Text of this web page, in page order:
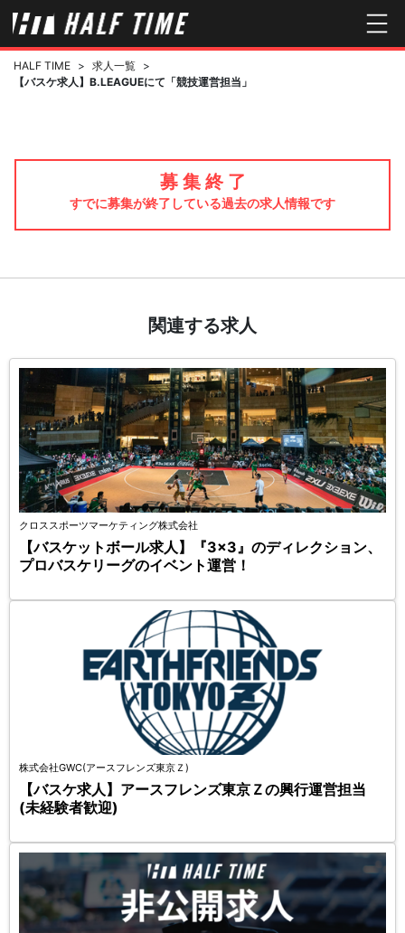
HALF TIME > 求人一覧 >
【バスケ求人】B.LEAGUEにて「競技運営担当」
募 集 終 了
すでに募集が終了している過去の求人情報です
関連する求人
クロススポーツマーケティング株式会社
【バスケットボール求人】『3×3』のディレクション、
プロバスケリーグのイベント運営！
株式会社GWC(アースフレンズ東京Ｚ)
【バスケ求人】アースフレンズ東京Ｚの興行運営担当
(未経験者歓迎)